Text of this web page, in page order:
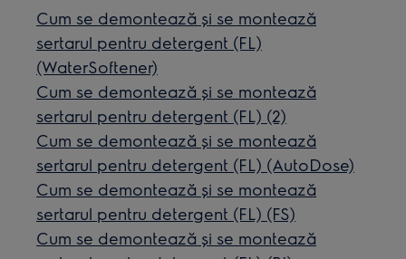
Cum se demontează și se montează
sertarul pentru detergent (FL)
(WaterSoftener)
Cum se demontează și se montează
sertarul pentru detergent (FL) (2)
Cum se demontează și se montează
sertarul pentru detergent (FL) (AutoDose)
Cum se demontează și se montează
sertarul pentru detergent (FL) (FS)
Cum se demontează și se montează